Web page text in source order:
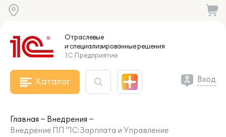
Отраслевые
и специализированныерешения
1С:Предприятие
Каталог Вход
Главная
Внедрения
Внедрение ПП "1С:Зарплата и Управление